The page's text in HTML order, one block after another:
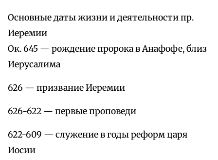
Основные даты жизни и деятельности пр.
Иеремии
Ок. 645 — рождение пророка в Анафофе, близ
Иерусалима
626 — призвание Иеремии
626-622 — первые проповеди
622-609 — служение в годы реформ царя
Иосии